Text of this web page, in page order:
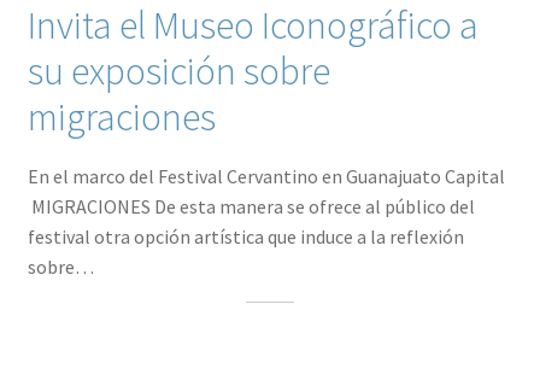
Invita el Museo Iconográfico a
su exposición sobre
migraciones
En el marco del Festival Cervantino en Guanajuato Capital
MIGRACIONES De esta manera se ofrece al público del
festival otra opción artística que induce a la reflexión
sobre…